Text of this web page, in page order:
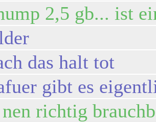
2,5 gb... ist
das halt tot
gibt es
richtig